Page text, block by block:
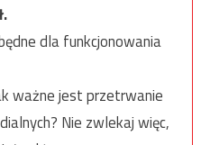
dla funkcjonowania
ważne jest przetrwanie
Nie zwlekaj więc,